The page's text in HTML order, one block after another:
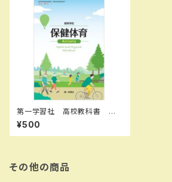
第一学習社 高校教科書 高
等学校 保健体育 Activity
［教番：保体704］ 新品 ISB
N：9784804020761 ISBN-
¥500
その他の商品